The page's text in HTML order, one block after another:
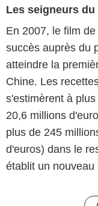
Les seigneurs
En 2007, le film
succès auprès du
atteindre la
Chine. Les
s'estimèrent à
20,6 millions
plus de 245
d'euros) dans le
établit un